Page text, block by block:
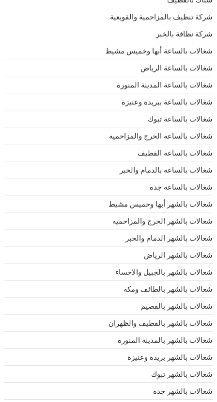
شركة تنظيف بالمزاحمية والقويعية
شركة نظافة بالخبر
شغالات بالساعة أبها وخميس مشيط
شغالات بالساعة الرياض
شغالات بالساعة المدينة المنورة
شغالات بالساعة ببريدة وعنيزة
شغالات بالساعة تبوك
شغالات بالساعه الخرج والمزاحميه
شغالات بالساعه القطيف
شغالات بالساعه بالدمام والخبر
شغالات بالساعه جده
شغالات بالشهر أبها وخميس مشيط
شغالات بالشهر الخرج والمزاحميه
شغالات بالشهر الدمام والخبر
شغالات بالشهر الرياض
شغالات بالشهر بالجبيل والاحساء
شغالات بالشهر بالطائف ومكة
شغالات بالشهر بالقصيم
شغالات بالشهر بالقطيف والظهران
شغالات بالشهر بالمدينة المنورة
شغالات بالشهر بريدة وعنيزة
شغالات بالشهر تبوك
شغالات بالشهر جده